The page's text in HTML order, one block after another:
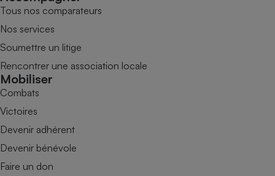
Tous nos comparateurs
Nos services
Soumettre un litige
Rencontrer une association locale
Mobiliser
Combats
Victoires
Devenir adhérent
Devenir bénévole
Faire un don